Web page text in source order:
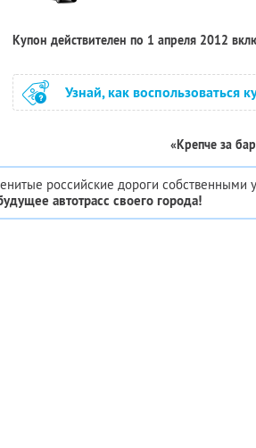
Купон действителен по 1 апреля 2012
Узнай, как воспользоваться
«Крепче за
российские дороги собственными
автотрасс своего города!